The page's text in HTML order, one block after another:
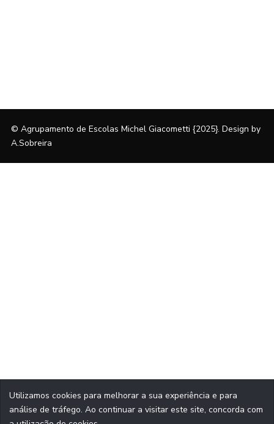
© Agrupamento de Escolas Michel Giacometti {2025}. Design by
A.Sobreira
Utilizamos cookies para melhorar a sua experiência e para
análise de tráfego. Ao continuar a visitar este site, concorda com